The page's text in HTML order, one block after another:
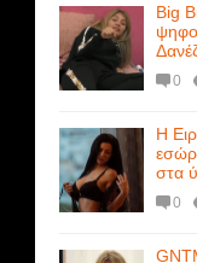
Big
0
Η
στα
0